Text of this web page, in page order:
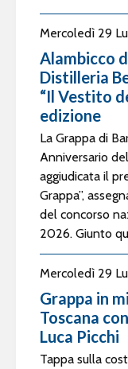
Mercoledì 29
Alambicco
Distilleria
“Il Vestito
edizione
La Grappa di
Anniversario
aggiudicata il
Grappa”,
del concorso
2026. Giunto
Mercoledì 29
Grappa in
Toscana
Luca Picchi
Tappa sulla